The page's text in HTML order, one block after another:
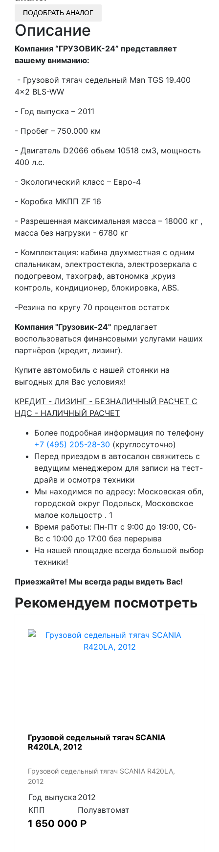
ПОДОБРАТЬ АНАЛОГ
Описание
Компания “ГРУЗОВИК-24” представляет
вашему вниманию:
- Грузовой тягач седельный Man TGS 19.400
4x2 BLS-WW
- Год выпуска – 2011
- Пробег – 750.000 км
- Двигатель D2066 обьем 10518 см3, мощность
400 л.с.
- Экологический класс – Евро-4
- Коробка МКПП ZF 16
- Разрешенная максимальная масса – 18000 кг ,
масса без нагрузки - 6780 кг
- Комплектация: кабина двухместная с одним
спальникам, электростекла, электрозеркала с
подогревом, тахограф, автономка ,круиз
контроль, кондиционер, блокировка, ABS.
-Резина по кругу 70 процентов остаток
Компания "Грузовик-24" предлагает
воспользоваться финансовыми услугами наших
партнёров (кредит, лизинг).
Купите автомобиль с нашей стоянки на
выгодных для Вас условиях!
КРЕДИТ - ЛИЗИНГ - БЕЗНАЛИЧНЫЙ РАСЧЕТ С
НДС - НАЛИЧНЫЙ РАСЧЕТ
Более подробная информация по телефону
+7 (495) 205-28-30 (круглосуточно)
Перед приездом в автосалон свяжитесь с
ведущим менеджером для записи на тест-
драйв и осмотра техники
Мы находимся по адресу: Московская обл,
городской округ Подольск, Московское
малое кольцостр . 1
Время работы: Пн-Пт с 9:00 до 19:00, Сб-
Вс с 10:00 до 17:00 без перерыва
На нашей площадке всегда большой выбор
техники!
Приезжайте! Мы всегда рады видеть Вас!
Рекомендуем посмотреть
Грузовой седельный тягач SCANIA
R420LA, 2012
Грузовой седельный тягач SCANIA R420LA,
2012
Год выпуска 2012
КПП
Полуавтомат
1 650 000 Р